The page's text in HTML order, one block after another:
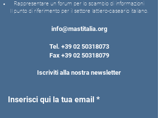
Rappresentare un forum per lo scambio di informazioni
Il punto di riferimento per il settore lattiero-caseario italiano.
info@mastitalia.org
Tel. +39 02 50318073
Fax +39 02 50318079
Iscriviti alla nostra newsletter
Inserisci qui la tua email